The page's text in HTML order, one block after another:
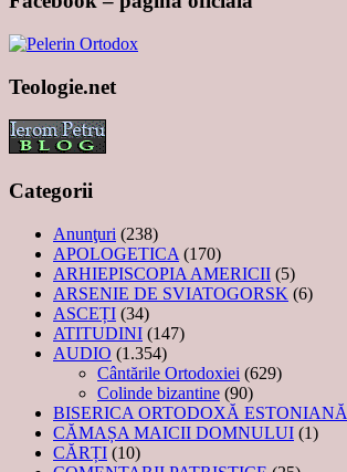
Teologie.net
Categorii
Anunţuri (238)
APOLOGETICA (170)
ARHIEPISCOPIA AMERICII (5)
ARSENIE DE SVIATOGORSK (6)
ASCEȚI (34)
ATITUDINI (147)
AUDIO (1.354)
Cântările Ortodoxiei (629)
Colinde bizantine (90)
BISERICA ORTODOXĂ ESTONIANĂ
CĂMAȘA MAICII DOMNULUI (1)
CĂRȚI (10)